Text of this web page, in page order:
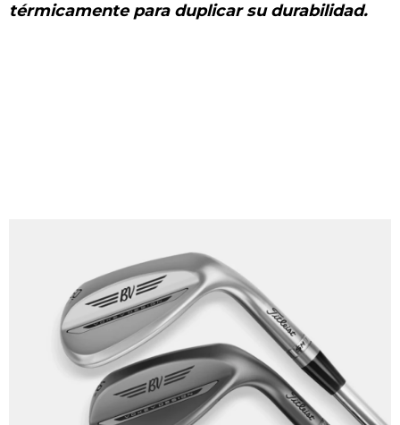
térmicamente para duplicar su durabilidad.